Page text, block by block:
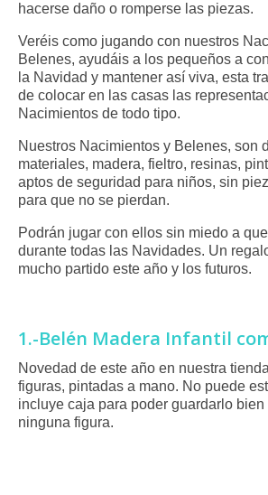
hacerse daño o romperse las piezas.
Veréis como jugando con nuestros
Belenes, ayudáis a los pequeños a
la Navidad y mantener así viva, esta
de colocar en las casas las
Nacimientos de todo tipo.
Nuestros Nacimientos y Belenes, son
materiales, madera, fieltro, resinas,
aptos de seguridad para niños, sin
para que no se pierdan.
Podrán jugar con ellos sin miedo a
durante todas las Navidades. Un
mucho partido este año y los futuros.
1.-Belén Madera Infantil
Novedad de este año en nuestra
figuras, pintadas a mano. No puede
incluye caja para poder guardarlo
ninguna figura.